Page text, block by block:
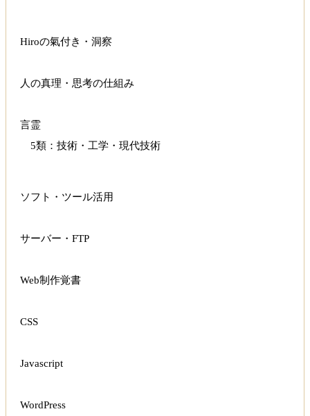
Hiroの氣付き・洞察
人の真理・思考の仕組み
言霊
5類：技術・工学・現代技術
ソフト・ツール活用
サーバー・FTP
Web制作覚書
CSS
Javascript
WordPress